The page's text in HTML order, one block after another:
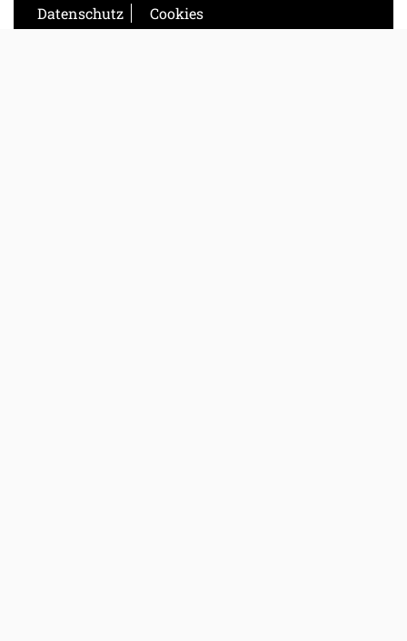
Datenschutz
Cookies